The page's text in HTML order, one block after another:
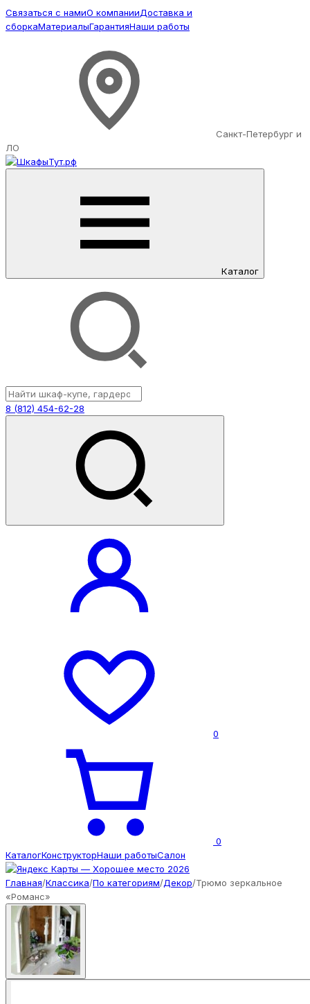
Связаться с намиО компанииДоставка и
сборкаМатериалыГарантияНаши работы
Санкт-Петербург и
ЛО
Каталог
8 (812) 454-62-28
0
0
КаталогКонструкторНаши работыСалон
Главная/Классика/По категориям/Декор/Трюмо зеркальное
«Романс»